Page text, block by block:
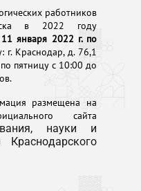
работников
в 2022 году
января 2022 г. по
г. Краснодар, д. 76,1
пятницу с 10:00 до
размещена на
сайта
науки и